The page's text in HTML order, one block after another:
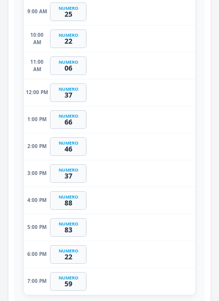
9:00 AM NUMERO
25
10:00
AM
NUMERO
22
11:00
AM
NUMERO
06
12:00 PM NUMERO
37
1:00 PM NUMERO
66
2:00 PM NUMERO
46
3:00 PM NUMERO
37
4:00 PM NUMERO
88
5:00 PM NUMERO
83
6:00 PM NUMERO
22
7:00 PM NUMERO
59